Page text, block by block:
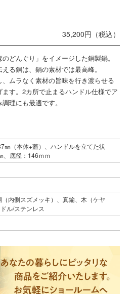
35,200円（税込）
どんぐり」をイメージした銅製鍋。
る銅は、鍋の素材では最高峰。
ムラなく素材の旨味を行き渡らせる
す。2カ所で止まるハンドル仕様でア
理にも最適です。
㎜（本体+蓋）、ハンドルを立てた状
、底径：146ｍｍ
（内側スズメッキ）、真鍮、木（ケヤ
ル/ステンレス